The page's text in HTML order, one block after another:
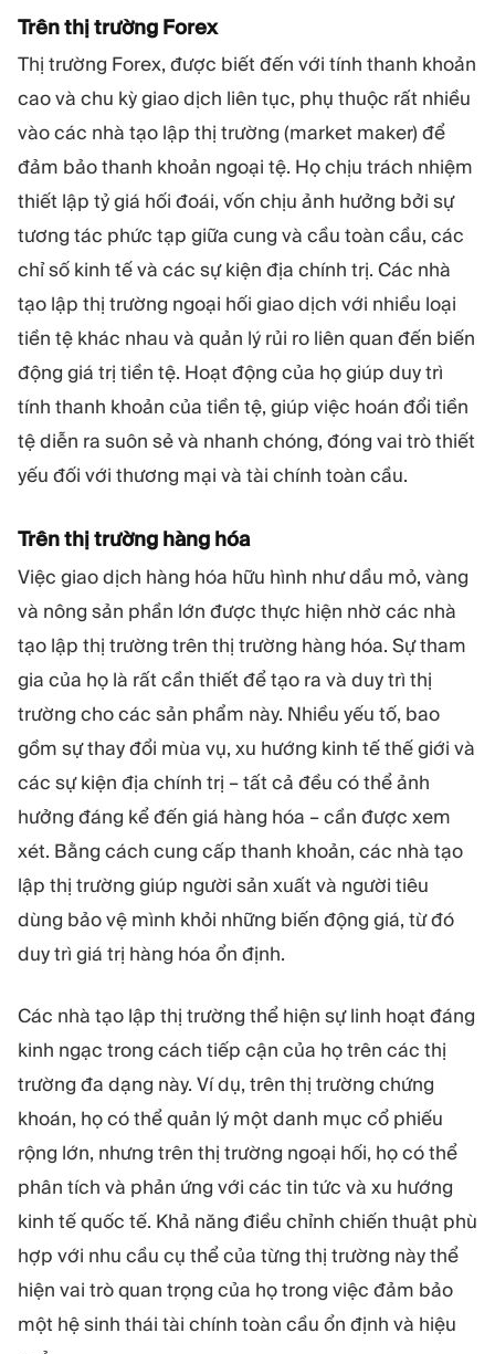
Trên thị trường Forex
Thị trường Forex, được biết đến với tính thanh khoản
cao và chu kỳ giao dịch liên tục, phụ thuộc rất nhiều
vào các nhà tạo lập thị trường (market maker) để
đảm bảo thanh khoản ngoại tệ. Họ chịu trách nhiệm
thiết lập tỷ giá hối đoái, vốn chịu ảnh hưởng bởi sự
tương tác phức tạp giữa cung và cầu toàn cầu, các
chỉ số kinh tế và các sự kiện địa chính trị. Các nhà
tạo lập thị trường ngoại hối giao dịch với nhiều loại
tiền tệ khác nhau và quản lý rủi ro liên quan đến biến
động giá trị tiền tệ. Hoạt động của họ giúp duy trì
tính thanh khoản của tiền tệ, giúp việc hoán đổi tiền
tệ diễn ra suôn sẻ và nhanh chóng, đóng vai trò thiết
yếu đối với thương mại và tài chính toàn cầu.
Trên thị trường hàng hóa
Việc giao dịch hàng hóa hữu hình như dầu mỏ, vàng
và nông sản phần lớn được thực hiện nhờ các nhà
tạo lập thị trường trên thị trường hàng hóa. Sự tham
gia của họ là rất cần thiết để tạo ra và duy trì thị
trường cho các sản phẩm này. Nhiều yếu tố, bao
gồm sự thay đổi mùa vụ, xu hướng kinh tế thế giới và
các sự kiện địa chính trị – tất cả đều có thể ảnh
hưởng đáng kể đến giá hàng hóa – cần được xem
xét. Bằng cách cung cấp thanh khoản, các nhà tạo
lập thị trường giúp người sản xuất và người tiêu
dùng bảo vệ mình khỏi những biến động giá, từ đó
duy trì giá trị hàng hóa ổn định.
Các nhà tạo lập thị trường thể hiện sự linh hoạt đáng
kinh ngạc trong cách tiếp cận của họ trên các thị
trường đa dạng này. Ví dụ, trên thị trường chứng
khoán, họ có thể quản lý một danh mục cổ phiếu
rộng lớn, nhưng trên thị trường ngoại hối, họ có thể
phân tích và phản ứng với các tin tức và xu hướng
kinh tế quốc tế. Khả năng điều chỉnh chiến thuật phù
hợp với nhu cầu cụ thể của từng thị trường này thể
hiện vai trò quan trọng của họ trong việc đảm bảo
một hệ sinh thái tài chính toàn cầu ổn định và hiệu